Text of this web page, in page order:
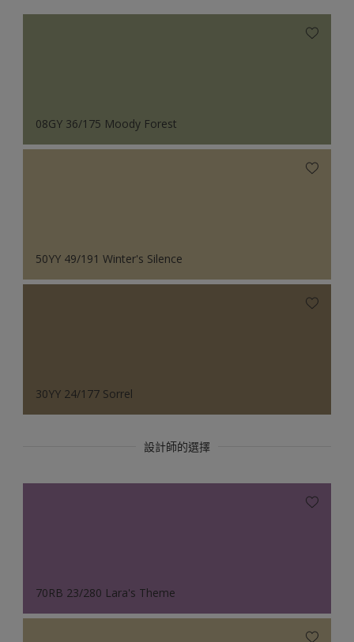
08GY 36/175 Moody Forest
50YY 49/191 Winter's Silence
30YY 24/177 Sorrel
設計師的選擇
70RB 23/280 Lara's Theme